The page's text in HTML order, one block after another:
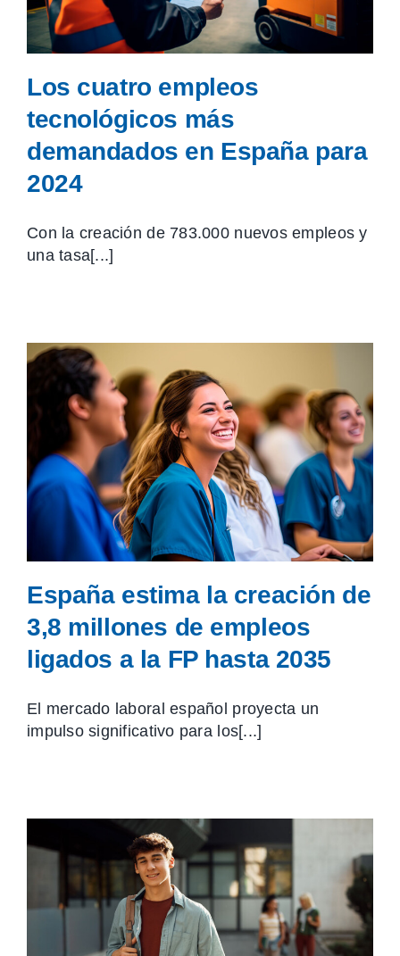
Los cuatro empleos
tecnológicos más
demandados en España para
2024
Con la creación de 783.000 nuevos empleos y
una tasa[...]
España estima la creación de
3,8 millones de empleos
ligados a la FP hasta 2035
El mercado laboral español proyecta un
impulso significativo para los[...]